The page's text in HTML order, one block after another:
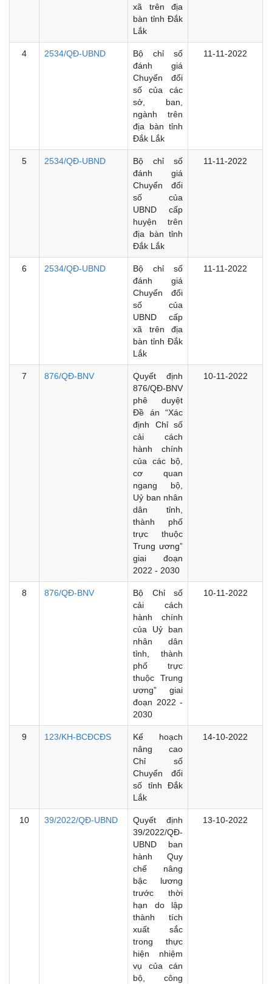
xã trên địa
bàn tỉnh Đắk
Lắk
4 2534/QĐ-UBND
Bộ chỉ số
đánh giá
Chuyển đổi
số của các
sở, ban,
ngành trên
địa bàn tỉnh
Đắk Lắk
11-11-2022
5 2534/QĐ-UBND
Bộ chỉ số
đánh giá
Chuyển đổi
số của
UBND cấp
huyện trên
địa bàn tỉnh
Đắk Lắk
11-11-2022
6 2534/QĐ-UBND
Bộ chỉ số
đánh giá
Chuyển đổi
số của
UBND cấp
xã trên địa
bàn tỉnh Đắk
Lắk
11-11-2022
7 876/QĐ-BNV
Quyết định
876/QĐ-BNV
phê duyệt
Đề án “Xác
định Chỉ số
cải cách
hành chính
của các bộ,
cơ quan
ngang bộ,
Uỷ ban nhân
dân tỉnh,
thành phố
trực thuộc
Trung ương”
giai đoạn
2022 - 2030
10-11-2022
8 876/QĐ-BNV
Bộ Chỉ số
cải cách
hành chính
của Uỷ ban
nhân dân
tỉnh, thành
phố trực
thuộc Trung
ương” giai
đoạn 2022 -
2030
10-11-2022
9 123/KH-BCĐCĐS
Kế hoạch
nâng cao
Chỉ số
Chuyển đổi
số tỉnh Đắk
Lắk
14-10-2022
10 39/2022/QĐ-UBND
Quyết định
39/2022/QĐ-
UBND ban
hành Quy
chế nâng
bậc lương
trước thời
hạn do lập
thành tích
xuất sắc
trong thực
hiện nhiệm
vụ của cán
bộ, công
13-10-2022